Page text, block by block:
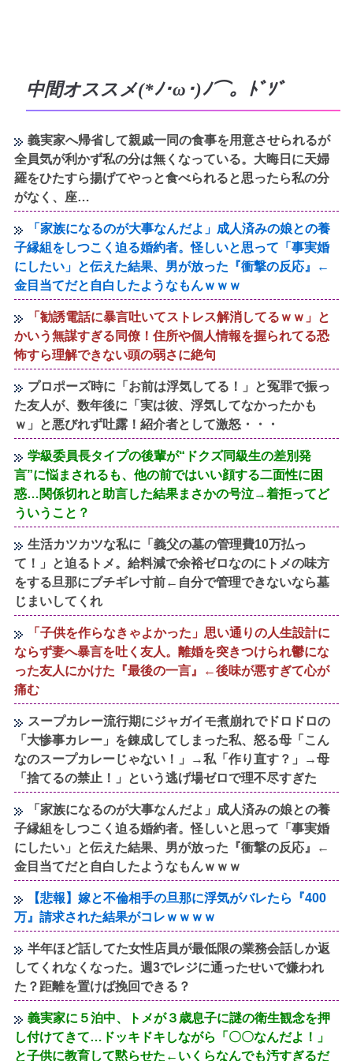
中間オススメ(*ﾉ･ω･)ﾉ⌒。ﾄﾞｿﾞ
義実家へ帰省して親戚一同の食事を用意させられるが
全員気が利かず私の分は無くなっている。大晦日に天婦
羅をひたすら揚げてやっと食べられると思ったら私の分
がなく、座…
「家族になるのが大事なんだよ」成人済みの娘との養
子縁組をしつこく迫る婚約者。怪しいと思って「事実婚
にしたい」と伝えた結果、男が放った『衝撃の反応』←
金目当てだと自白したようなもんｗｗｗ
「勧誘電話に暴言吐いてストレス解消してるｗｗ」と
かいう無謀すぎる同僚！住所や個人情報を握られてる恐
怖すら理解できない頭の弱さに絶句
プロポーズ時に「お前は浮気してる！」と冤罪で振っ
た友人が、数年後に「実は彼、浮気してなかったかも
ｗ」と悪びれず吐露！紹介者として激怒・・・
学級委員長タイプの後輩が“ドクズ同級生の差別発
言”に悩まされるも、他の前ではいい顔する二面性に困
惑…関係切れと助言した結果まさかの号泣→着拒ってど
ういうこと？
生活カツカツな私に「義父の墓の管理費10万払っ
て！」と迫るトメ。給料減で余裕ゼロなのにトメの味方
をする旦那にブチギレ寸前←自分で管理できないなら墓
じまいしてくれ
「子供を作らなきゃよかった」思い通りの人生設計に
ならず妻へ暴言を吐く友人。離婚を突きつけられ鬱にな
った友人にかけた『最後の一言』←後味が悪すぎて心が
痛む
スープカレー流行期にジャガイモ煮崩れでドロドロの
「大惨事カレー」を錬成してしまった私、怒る母「こん
なのスープカレーじゃない！」→私「作り直す？」→母
「捨てるの禁止！」という逃げ場ゼロで理不尽すぎた
「家族になるのが大事なんだよ」成人済みの娘との養
子縁組をしつこく迫る婚約者。怪しいと思って「事実婚
にしたい」と伝えた結果、男が放った『衝撃の反応』←
金目当てだと自白したようなもんｗｗｗ
【悲報】嫁と不倫相手の旦那に浮気がバレたら『400
万』請求された結果がコレｗｗｗｗ
半年ほど話してた女性店員が最低限の業務会話しか返
してくれなくなった。週3でレジに通ったせいで嫌われ
た？距離を置けば挽回できる？
義実家に５泊中、トメが３歳息子に謎の衛生観念を押
し付けてきて…ドッキドキしながら「〇〇なんだよ！」
と子供に教育して黙らせた←いくらなんでも汚すぎるだ